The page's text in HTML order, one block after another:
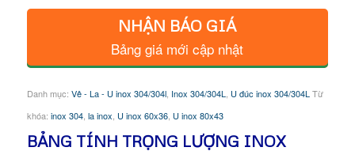
NHẬN BÁO GIÁ
Bảng giá mới cập nhật
Danh mục: Vê - La - U inox 304/304l, Inox 304/304L U đúc inox 304/304L Từ
khóa: inox 304, la inox U inox 60x36, U inox 80x43
BẢNG TÍNH TRỌNG LƯỢNG INOX